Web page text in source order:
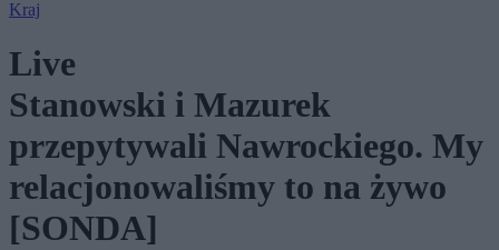
Kraj
Live
Stanowski i Mazurek
przepytywali Nawrockiego. My
relacjonowaliśmy to na żywo
[SONDA]